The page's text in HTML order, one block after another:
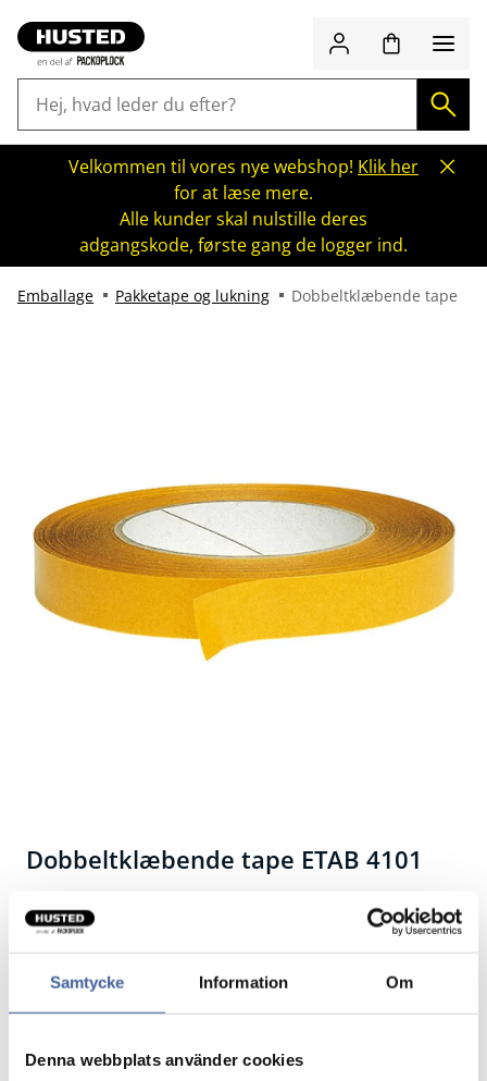
Samtycke Information Om
Denna webbplats använder cookies
Velkommen til vores nye webshop! Klik her
for at læse mere.
Alle kunder skal nulstille deres
adgangskode, første gang de logger ind.
Emballage Pakketape og lukning Dobbeltklæbende tape
Dobbeltklæbende tape ETAB 4101
Transparent PP-tape, 0,09 mm tyk, med god klæbeevne
og silikonebeskyttelsesstrimmel i vokset papir.
Fint til laminering, splejsning og fiksering, samt til alt
montagearbejde.
Bør ikke udsættes for UV-lys. Tapen er modstandsdygtig
50 meter/rulle.